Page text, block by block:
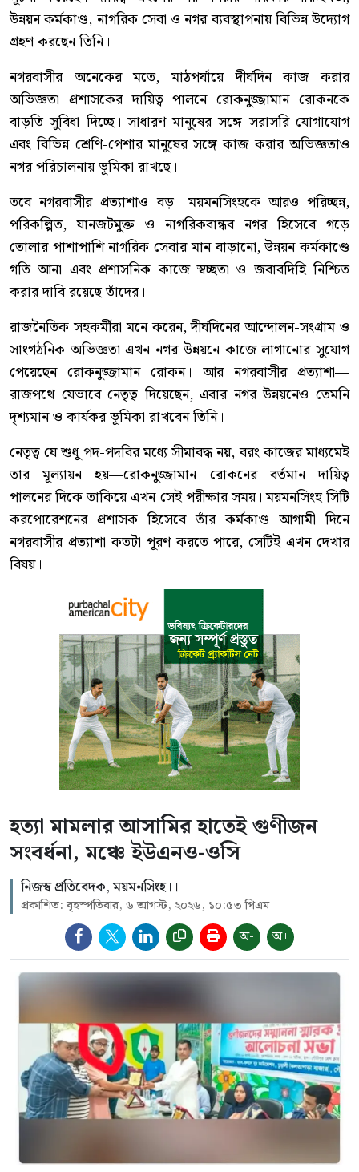
উন্নয়ন কর্মকাণ্ড, নাগরিক সেবা ও নগর ব্যবস্থাপনায় বিভিন্ন উদ্যোগ
গ্রহণ করছেন তিনি।
নগরবাসীর অনেকের মতে, মাঠপর্যায়ে দীর্ঘদিন কাজ করার
অভিজ্ঞতা প্রশাসকের দায়িত্ব পালনে রোকনুজ্জামান রোকনকে
বাড়তি সুবিধা দিচ্ছে। সাধারণ মানুষের সঙ্গে সরাসরি যোগাযোগ
এবং বিভিন্ন শ্রেণি-পেশার মানুষের সঙ্গে কাজ করার অভিজ্ঞতাও
নগর পরিচালনায় ভূমিকা রাখছে।
তবে নগরবাসীর প্রত্যাশাও বড়। ময়মনসিংহকে আরও পরিচ্ছন্ন,
পরিকল্পিত, যানজটমুক্ত ও নাগরিকবান্ধব নগর হিসেবে গড়ে
তোলার পাশাপাশি নাগরিক সেবার মান বাড়ানো, উন্নয়ন কর্মকাণ্ডে
গতি আনা এবং প্রশাসনিক কাজে স্বচ্ছতা ও জবাবদিহি নিশ্চিত
করার দাবি রয়েছে তাঁদের।
রাজনৈতিক সহকর্মীরা মনে করেন, দীর্ঘদিনের আন্দোলন-সংগ্রাম ও
সাংগঠনিক অভিজ্ঞতা এখন নগর উন্নয়নে কাজে লাগানোর সুযোগ
পেয়েছেন রোকনুজ্জামান রোকন। আর নগরবাসীর প্রত্যাশা—
রাজপথে যেভাবে নেতৃত্ব দিয়েছেন, এবার নগর উন্নয়নেও তেমনি
দৃশ্যমান ও কার্যকর ভূমিকা রাখবেন তিনি।
নেতৃত্ব যে শুধু পদ-পদবির মধ্যে সীমাবদ্ধ নয়, বরং কাজের মাধ্যমেই
তার মূল্যায়ন হয়—রোকনুজ্জামান রোকনের বর্তমান দায়িত্ব
পালনের দিকে তাকিয়ে এখন সেই পরীক্ষার সময়। ময়মনসিংহ সিটি
করপোরেশনের প্রশাসক হিসেবে তাঁর কর্মকাণ্ড আগামী দিনে
নগরবাসীর প্রত্যাশা কতটা পূরণ করতে পারে, সেটিই এখন দেখার
বিষয়।
হত্যা মামলার আসামির হাতেই গুণীজন
সংবর্ধনা, মঞ্চে ইউএনও-ওসি
নিজস্ব প্রতিবেদক, ময়মনসিংহ।।
প্রকাশিত: বৃহস্পতিবার, ৬ আগস্ট, ২০২৬, ১০:৫৩ পিএম
অ- অ+